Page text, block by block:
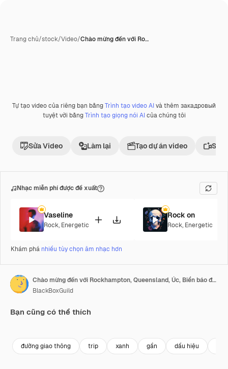
Trang chủ/stock/Video/Chào mừng đến với Ro…
Phần thưởng
Tự tạo video của riêng bạn bằngTrình tạo video AIvà thêm закадровый
tuyệt vời bằngTrình tạo giọng nói AIcủa chúng tôi
Sửa Video Làm lại Tạo dự án video Sử
Nhạc miễn phí được đề xuất
Vaseline
Rock, Energetic
Rock on
Rock, Energetic
Khám phá nhiều tùy chọn âm nhạc hơn
Chào mừng đến với Rockhampton, Queensland, Úc, Biển báo đường thành phố, Hoạt hình 3D chân thực
BlackBoxGuild
Bạn cũng có thể thích
đường giao thông trip xanh gần dấu hiệu